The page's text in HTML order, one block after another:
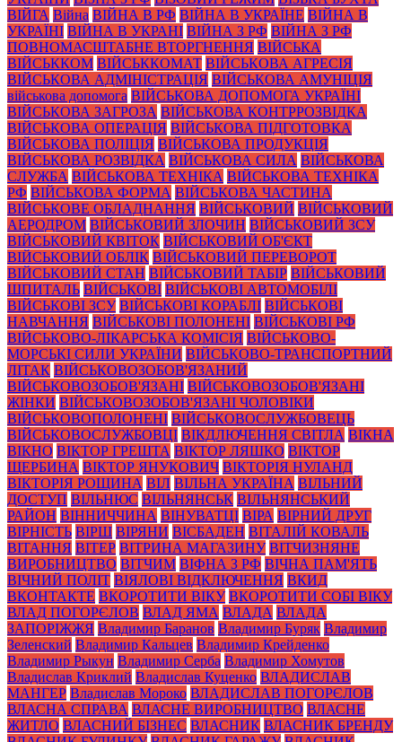
ВІЙГА Війна ВІЙНА В РФ ВІЙНА В УКРАЇНЕ ВІЙНА В
УКРАЇНІ ВІЙНА В УКРАНІ ВІЙНА З РФ ВІЙНА З РФ
ПОВНОМАСШТАБНЕ ВТОРГНЕННЯ ВІЙСЬКА
ВІЙСЬККОМ ВІЙСЬККОМАТ ВІЙСЬКОВА АГРЕСІЯ
ВІЙСЬКОВА АДМІНІСТРАЦІЯ ВІЙСЬКОВА АМУНІЦІЯ
військова допомога ВІЙСЬКОВА ДОПОМОГА УКРАЇНІ
ВІЙСЬКОВА ЗАГРОЗА ВІЙСЬКОВА КОНТРРОЗВІДКА
ВІЙСЬКОВА ОПЕРАЦІЯ ВІЙСЬКОВА ПІДГОТОВКА
ВІЙСЬКОВА ПОЛІЦІЯ ВІЙСЬКОВА ПРОДУКЦІЯ
ВІЙСЬКОВА РОЗВІДКА ВІЙСЬКОВА СИЛА ВІЙСЬКОВА
СЛУЖБА ВІЙСЬКОВА ТЕХНІКА ВІЙСЬКОВА ТЕХНІКА
РФ ВІЙСЬКОВА ФОРМА ВІЙСЬКОВА ЧАСТИНА
ВІЙСЬКОВЕ ОБЛАДНАННЯ ВІЙСЬКОВИЙ ВІЙСЬКОВИЙ
АЕРОДРОМ ВІЙСЬКОВИЙ ЗЛОЧИН ВІЙСЬКОВИЙ ЗСУ
ВІЙСЬКОВИЙ КВІТОК ВІЙСЬКОВИЙ ОБ'ЄКТ
ВІЙСЬКОВИЙ ОБЛІК ВІЙСЬКОВИЙ ПЕРЕВОРОТ
ВІЙСЬКОВИЙ СТАН ВІЙСЬКОВИЙ ТАБІР ВІЙСЬКОВИЙ
ШПИТАЛЬ ВІЙСЬКОВІ ВІЙСЬКОВІ АВТОМОБІЛІ
ВІЙСЬКОВІ ЗСУ ВІЙСЬКОВІ КОРАБЛІ ВІЙСЬКОВІ
НАВЧАННЯ ВІЙСЬКОВІ ПОЛОНЕНІ ВІЙСЬКОВІ РФ
ВІЙСЬКОВО-ЛІКАРСЬКА КОМІСІЯ ВІЙСЬКОВО-
МОРСЬКІ СИЛИ УКРАЇНИ ВІЙСЬКОВО-ТРАНСПОРТНИЙ
ЛІТАК ВІЙСЬКОВОЗОБОВ'ЯЗАНИЙ
ВІЙСЬКОВОЗОБОВ'ЯЗАНІ ВІЙСЬКОВОЗОБОВ'ЯЗАНІ
ЖІНКИ ВІЙСЬКОВОЗОБОВ'ЯЗАНІ ЧОЛОВІКИ
ВІЙСЬКОВОПОЛОНЕНІ ВІЙСЬКОВОСЛУЖБОВЕЦЬ
ВІЙСЬКОВОСЛУЖБОВЦІ ВІКДЛЮЧЕННЯ СВІТЛА ВІКНА
ВІКНО ВІКТОР ГРЕШТА ВІКТОР ЛЯШКО ВІКТОР
ЩЕРБИНА ВІКТОР ЯНУКОВИЧ ВІКТОРІЯ НУЛАНД
ВІКТОРІЯ РОЩИНА ВІЛ ВІЛЬНА УКРАЇНА ВІЛЬНИЙ
ДОСТУП ВІЛЬНЮС ВІЛЬНЯНСЬК ВІЛЬНЯНСЬКИЙ
РАЙОН ВІННИЧЧИНА ВІНУВАТЦІ ВІРА ВІРНИЙ ДРУГ
ВІРНІСТЬ ВІРШ ВІРЯНИ ВІСБАДЕН ВІТАЛІЙ КОВАЛЬ
ВІТАННЯ ВІТЕР ВІТРИНА МАГАЗИНУ ВІТЧИЗНЯНЕ
ВИРОБНИЦТВО ВІТЧИМ ВІФНА З РФ ВІЧНА ПАМ'ЯТЬ
ВІЧНИЙ ПОЛІТ ВІЯЛОВІ ВІДКЛЮЧЕННЯ ВКИД
ВКОНТАКТЕ ВКОРОТИТИ ВІКУ ВКОРОТИТИ СОБІ ВІКУ
ВЛАД ПОГОРЄЛОВ ВЛАД ЯМА ВЛАДА ВЛАДА
ЗАПОРІЖЖЯ Владимир Баранов Владимир Буряк Владимир
Зеленский Владимир Кальцев Владимир Крейденко
Владимир Рыкун Владимир Серба Владимир Хомутов
Владислав Криклий Владислав Куценко ВЛАДИСЛАВ
МАНГЕР Владислав Мороко ВЛАДИСЛАВ ПОГОРЄЛОВ
ВЛАСНА СПРАВА ВЛАСНЕ ВИРОБНИЦТВО ВЛАСНЕ
ЖИТЛО ВЛАСНИЙ БІЗНЕС ВЛАСНИК ВЛАСНИК БРЕНДУ